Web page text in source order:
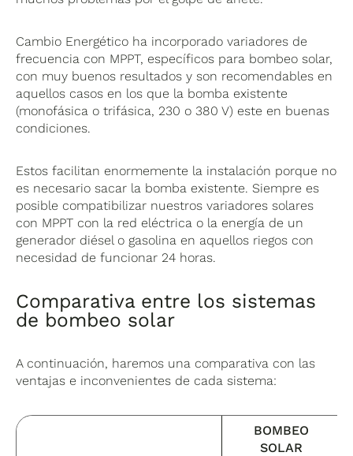
Cambio Energético ha incorporado variadores de
frecuencia con MPPT, específicos para bombeo solar,
con muy buenos resultados y son recomendables en
aquellos casos en los que la bomba existente
(monofásica o trifásica, 230 o 380 V) este en buenas
condiciones.
Estos facilitan enormemente la instalación porque no
es necesario sacar la bomba existente. Siempre es
posible compatibilizar nuestros variadores solares
con MPPT con la red eléctrica o la energía de un
generador diésel o gasolina en aquellos riegos con
necesidad de funcionar 24 horas.
Comparativa entre los sistemas
de bombeo solar
A continuación, haremos una comparativa con las
ventajas e inconvenientes de cada sistema:
BOMBEO
SOLAR